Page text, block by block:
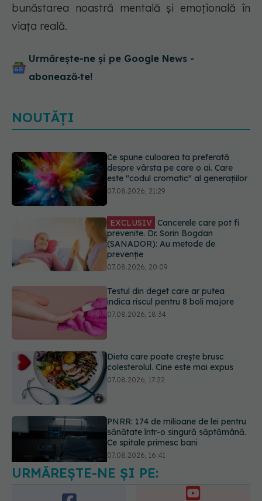
bunăstarea noastră mentală și emoțională în
viața reală.
Urmărește-ne și pe Google News -
abonează‑te!
NOUTĂȚI
EXCLUSIV Cancerele care pot fi
prevenite. Dr. Sorin Bogdan
(SANADOR): Au metode de
prevenție
Testul din deget care ar putea
indica riscul pentru 8 boli majore
07.08.2026, 18:34
Dieta care poate crește brusc
colesterolul. Cine este mai expus
07.08.2026, 17:22
PNRR: 174 de milioane de lei pentru
sănătate într-o singură săptămână.
Ce spitale primesc bani
Ce spune culoarea ta preferată
despre vârsta pe care o ai. Care
este "codul cromatic" al generațiilor
07.08.2026, 21:29
URMĂREȘTE-NE ȘI PE: